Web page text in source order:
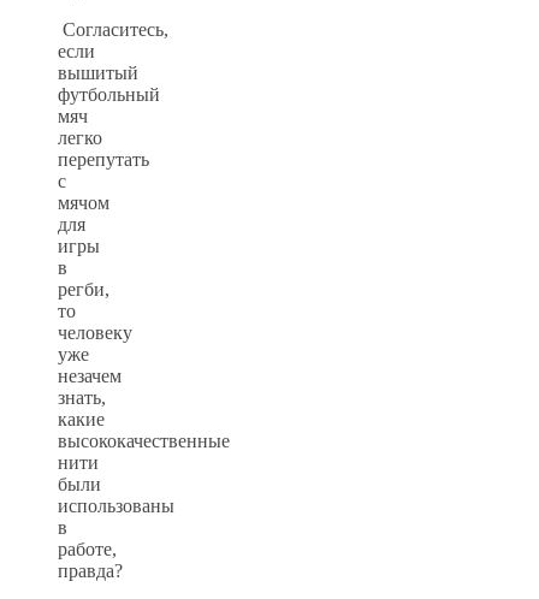
Согласитесь,
если
вышитый
футбольный
мяч
легко
перепутать
с
мячом
для
игры
в
регби,
то
человеку
уже
незачем
знать,
какие
высококачественные
нити
были
использованы
в
работе,
правда?